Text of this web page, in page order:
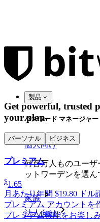
製品
パスワード マネージャー
個人向け
何百万人ものユー
ットワーデンを選ん
家族
法人向け
Get powerful, trusted
your plan.
パーソナル ビジネス
プレミアム
$1.65
月あたり年間 $19.80 ドル
プレミアム アカウントを
プレミアム機能をお楽し